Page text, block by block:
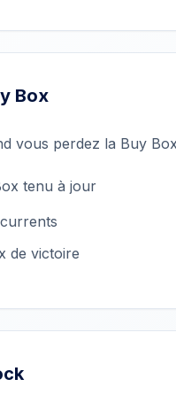
Box
vous perdez la Buy
tenu à jour
de victoire